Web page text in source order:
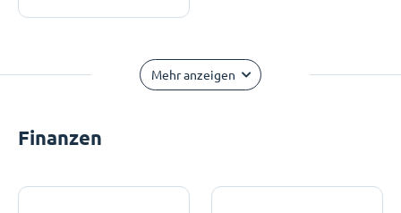
Mehr anzeigen
Finanzen